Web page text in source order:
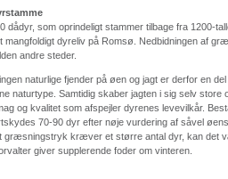
dådyr, som oprindeligt stammer tilbage fra 1200-
mangfoldigt dyreliv på Romsø. Nedbidningen af
andre steder.
naturlige fjender på øen og jagt er derfor en
naturtype. Samtidig skaber jagten i sig selv store
og kvalitet som afspejler dyrenes levevilkår.
70-90 dyr efter nøje vurdering af såvel
græsningstryk kræver et større antal dyr, kan det
giver supplerende foder om vinteren.